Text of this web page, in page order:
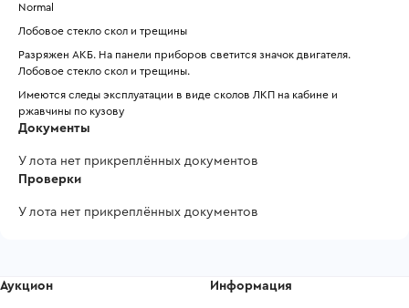
Normal
Лобовое стекло скол и трещины
Разряжен АКБ. На панели приборов светится значок двигателя.
Лобовое стекло скол и трещины.
Имеются следы эксплуатации в виде сколов ЛКП на кабине и
ржавчины по кузову
Документы
У лота нет прикреплённых документов
Проверки
У лота нет прикреплённых документов
Аукцион Информация